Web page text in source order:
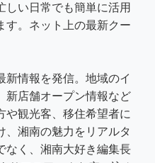
しい日常でも簡単に活用
す。ネット上の最新クー
新情報を発信。地域のイ
新店舗オープン情報など
や観光客、移住希望者に
、湘南の魅力をリアルタ
なく、湘南大好き編集長